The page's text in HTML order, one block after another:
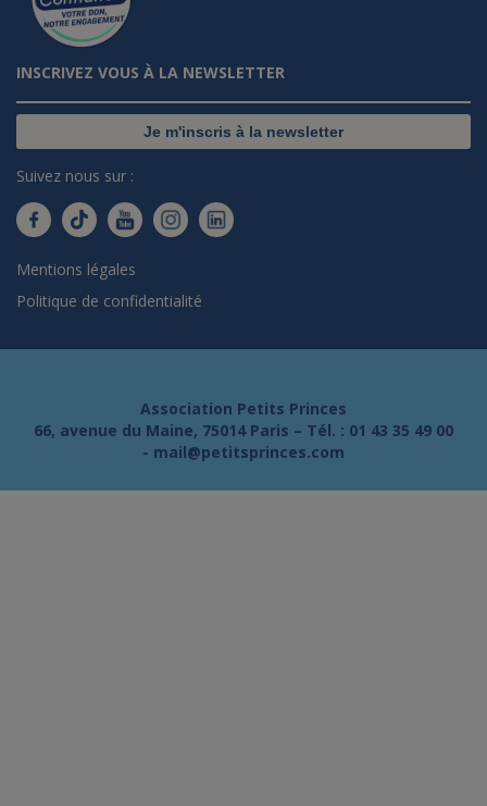
INSCRIVEZ VOUS À LA NEWSLETTER
Je m'inscris à la newsletter
Suivez nous sur :
Mentions légales
Politique de confidentialité
Association Petits Princes
66, avenue du Maine, 75014 Paris – Tél. : 01 43 35 49 00
- mail@petitsprinces.com